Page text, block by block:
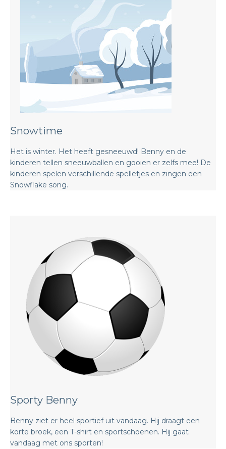
Snowtime
Het is winter. Het heeft gesneeuwd! Benny en de
kinderen tellen sneeuwballen en gooien er zelfs mee! De
kinderen spelen verschillende spelletjes en zingen een
Snowflake song.
Sporty Benny
Benny ziet er heel sportief uit vandaag. Hij draagt een
korte broek, een T-shirt en sportschoenen. Hij gaat
vandaag met ons sporten!